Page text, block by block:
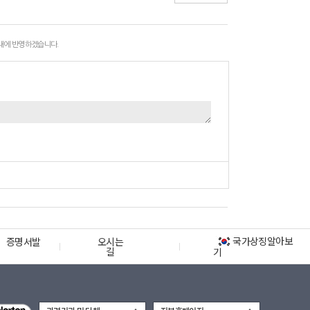
에 반영하겠습니다.
증명서발 오시는
길
국가상징알아보
기